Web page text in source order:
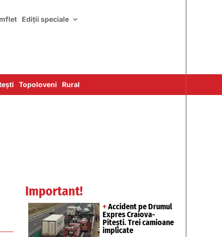
Ediții speciale
Topoloveni Rural
Important!
+ Accident pe Drumul
Expres Craiova-
Pitești. Trei camioane
implicate